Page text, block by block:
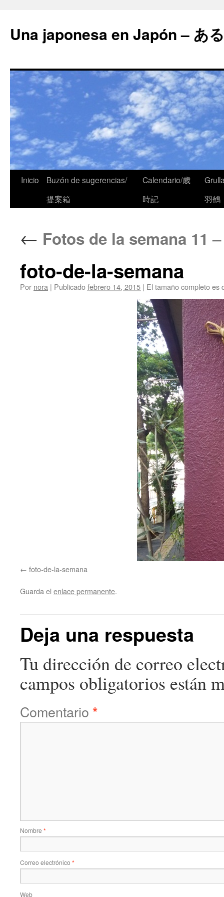
Una japonesa en Japón – あ
Inicio
Buzón de sugerencias/
提案箱
Calendario/歳
時記
羽鶴
← Fotos de la semana 11
foto-de-la-semana
Por nora | Publicadofebrero 14, 2015 | El tamaño completo es
foto-de-la-semana
Guarda el enlace permanente.
Deja una respuesta
Tu dirección de correo
campos obligatorios están
Comentario *
Nombre *
Correo electrónico *
Web